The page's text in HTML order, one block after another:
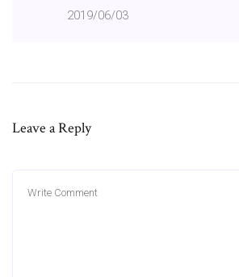
2019/06/03
Leave a Reply